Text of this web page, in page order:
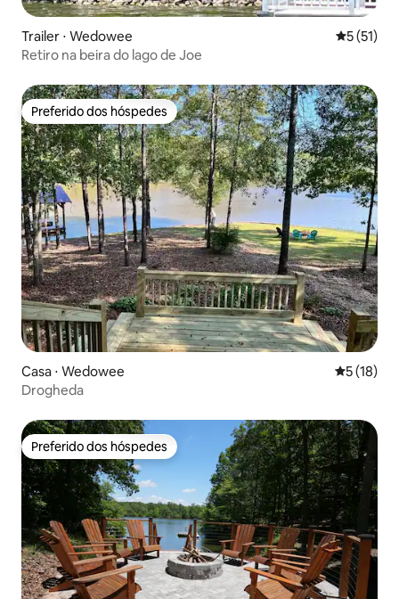
Trailer ⋅ Wedowee 5 de uma
5 (51)
Retiro na beira do lago de Joe
Preferido dos hóspedes
Preferido dos hóspedes
Casa ⋅ Wedowee 5 de uma
5 (18)
Drogheda
Preferido dos hóspedes
Preferido dos hóspedes